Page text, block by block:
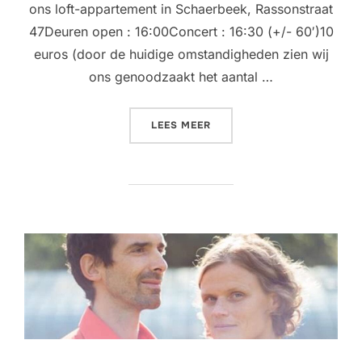
ons loft-appartement in Schaerbeek, Rassonstraat
47Deuren open : 16:00Concert : 16:30 (+/- 60′)10
euros (door de huidige omstandigheden zien wij
ons genoodzaakt het aantal …
LEES MEER